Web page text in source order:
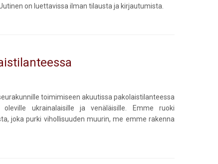
on luettavissa ilman tilausta ja kirjautumista.
toimimiseen akuutissa pakolaistilanteessa
ukrainalaisille ja venäläisille. Emme ruoki
joka purki vihollisuuden muurin, me emme rakenna